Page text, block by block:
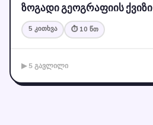
ზოგადი გეოგრაფიის ქვიზი
5 კითხვა ⏱ 10 წთ
▶ 5 გავლილი